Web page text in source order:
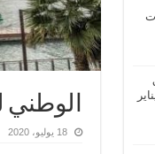
الوطني
18 يوليو، 2020